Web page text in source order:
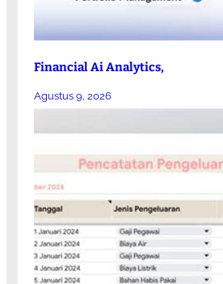
Financial Ai Analytics,
Agustus 9, 2026